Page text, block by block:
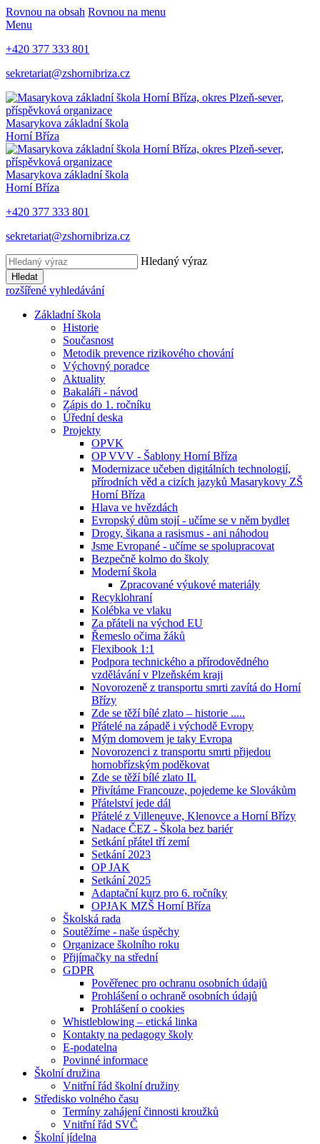
Rovnou na obsah Rovnou na menu
Menu
+420 377 333 801
sekretariat@zshornibriza.cz
Masarykova základní škola
Horní Bříza
Masarykova základní škola
Horní Bříza
+420 377 333 801
sekretariat@zshornibriza.cz
Hledaný výraz
Hledat
rozšířené vyhledávání
Základní škola
Historie
Současnost
Metodik prevence rizikového chování
Výchovný poradce
Aktuality
Bakaláři - návod
Zápis do 1. ročníku
Úřední deska
Projekty
OPVK
OP VVV - Šablony Horní Bříza
Modernizace učeben digitálních technologií,
přírodních věd a cizích jazyků Masarykovy ZŠ
Horní Bříza
Hlava ve hvězdách
Evropský dům stojí - učíme se v něm bydlet
Drogy, šikana a rasismus - ani náhodou
Jsme Evropané - učíme se spolupracovat
Bezpečně kolmo do školy
Moderní škola
Zpracované výukové materiály
Recyklohraní
Kolébka ve vlaku
Za přáteli na východ EU
Řemeslo očima žáků
Flexibook 1:1
Podpora technického a přírodovědného
vzdělávání v Plzeňském kraji
Novorozeně z transportu smrti zavítá do Horní
Břízy
Zde se těží bílé zlato – historie .....
Přátelé na západě i východě Evropy
Mým domovem je taky Evropa
Novorozenci z transportu smrti přijedou
hornobřízským poděkovat
Zde se těží bílé zlato II.
Přivítáme Francouze, pojedeme ke Slovákům
Přátelství jede dál
Přátelé z Villeneuve, Klenovce a Horní Břízy
Nadace ČEZ - Škola bez bariér
Setkání přátel tří zemí
Setkání 2023
OP JAK
Setkání 2025
Adaptační kurz pro 6. ročníky
OPJAK MZŠ Horní Bříza
Školská rada
Soutěžíme - naše úspěchy
Organizace školního roku
Přijímačky na střední
GDPR
Pověřenec pro ochranu osobních údajů
Prohlášení o ochraně osobních údajů
Prohlášení o cookies
Whistleblowing – etická linka
Kontakty na pedagogy školy
E-podatelna
Povinné informace
Školní družina
Vnitřní řád školní družiny
Středisko volného času
Termíny zahájení činnosti kroužků
Vnitřní řád SVČ
Školní jídelna